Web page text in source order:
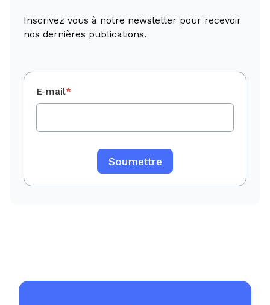
Inscrivez vous à notre newsletter pour recevoir
nos dernières publications.
E-mail*